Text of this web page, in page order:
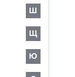
Ш
Щ
Ю